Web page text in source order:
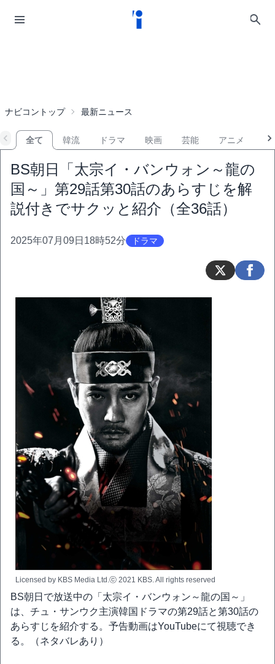
ナビコントップ 最新ニュース
全て 韓流 ドラマ 映画 芸能 アニメ
BS朝日「太宗イ・バンウォン～龍の
国～」第29話第30話のあらすじを解
説付きでサクッと紹介（全36話）
2025年07月09日18時52分 ドラマ
Licensed by KBS Media Ltd.ⓒ 2021 KBS. All rights reserved
BS朝日で放送中の「太宗イ・バンウォン～龍の国～」
は、チュ・サンウク主演韓国ドラマの第29話と第30話の
あらすじを紹介する。予告動画はYouTubeにて視聴でき
る。（ネタバレあり）